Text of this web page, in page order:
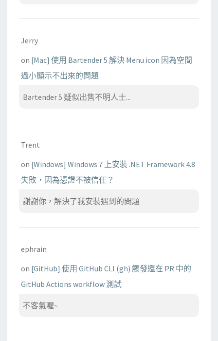
Jerry
on [Mac] 使用 Bartender 5 解決 Menu icon 因為空間
過小顯示不出來的問題
Bartender 5 疑似出售不明人士...
Trent
on [Windows] Windows 7 上安裝 .NET Framework 4.8
失敗，因為憑證不被信任？
謝謝你，解決了我安裝遇到的問題
ephrain
on [GitHub] 使用 GitHub CLI (gh) 觸發還在 PR 中的
GitHub Actions workflow 測試
不客氣喔~